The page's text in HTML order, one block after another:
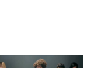
Dicas para